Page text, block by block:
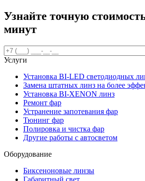
Узнайте точную
минут
Услуги
Установка BI-LED светодиодных
Замена штатных линз на более
Установка BI-XENON линз
Ремонт фар
Устранение запотевания фар
Тюнинг фар
Полировка и чистка фар
Другие работы с автосветом
Оборудование
Биксеноновые линзы
Габаритный свет